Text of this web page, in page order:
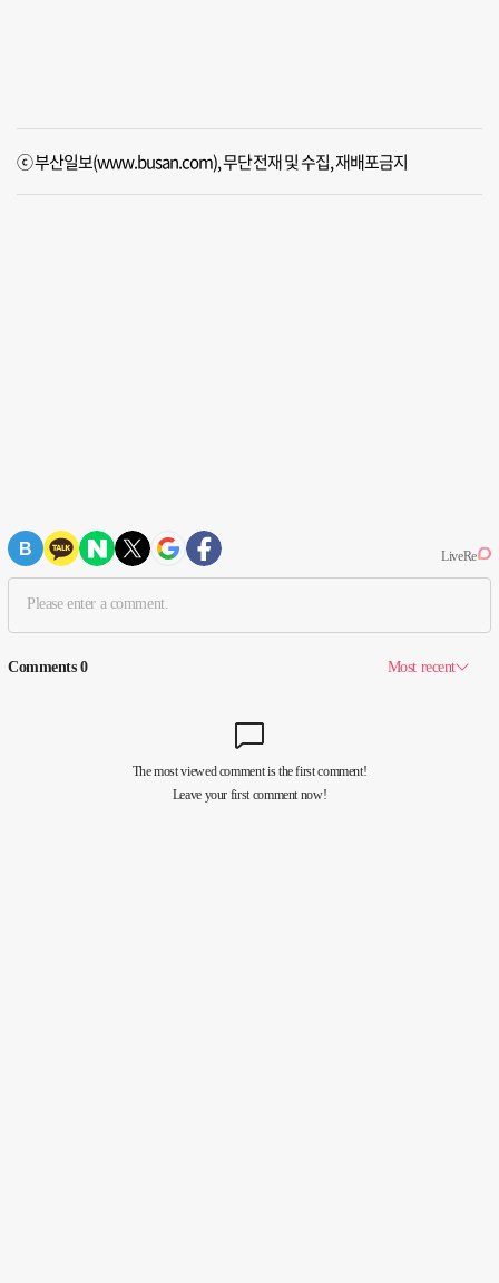
ⓒ 부산일보(www.busan.com), 무단전재 및 수집, 재배포금지